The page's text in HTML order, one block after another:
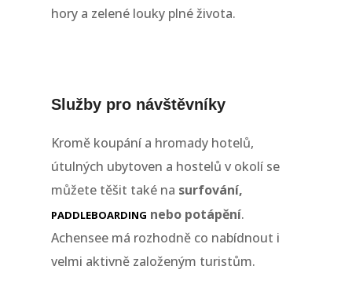
hory a zelené louky plné života.
Služby pro návštěvníky
Kromě koupání a hromady hotelů,
útulných ubytoven a hostelů v okolí se
můžete těšit také na surfování,
paddleboarding nebo potápění.
Achensee má rozhodně co nabídnout i
velmi aktivně založeným turistům.